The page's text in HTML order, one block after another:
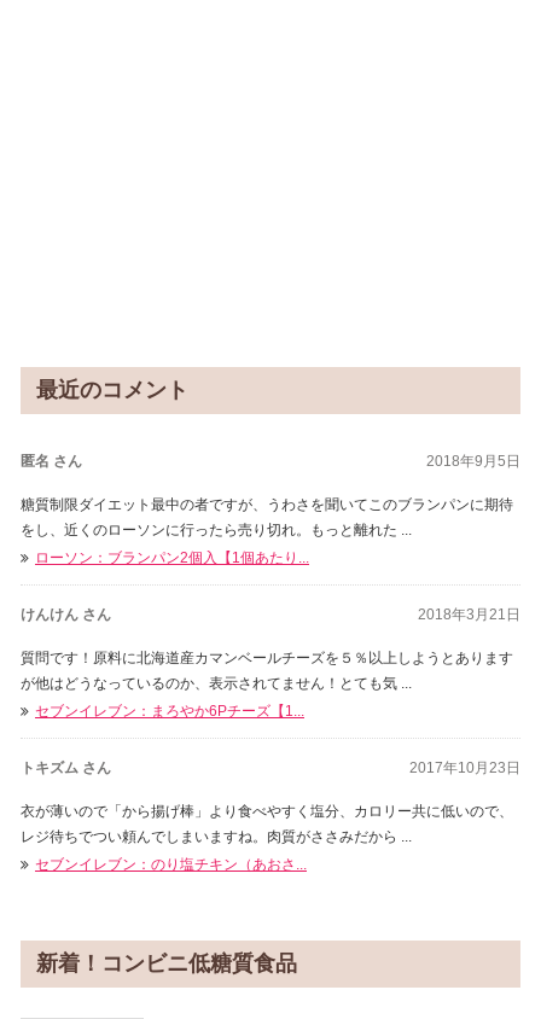
最近のコメント
2018年9月5日
匿名 さん
糖質制限ダイエット最中の者ですが、うわさを聞いてこのブランパンに期待
をし、近くのローソンに行ったら売り切れ。もっと離れた ...
ローソン：ブランパン2個入【1個あたり...
2018年3月21日
けんけん さん
質問です！原料に北海道産カマンベールチーズを５％以上しようとあります
が他はどうなっているのか、表示されてません！とても気 ...
セブンイレブン：まろやか6Pチーズ【1...
2017年10月23日
トキズム さん
衣が薄いので「から揚げ棒」より食べやすく塩分、カロリー共に低いので、
レジ待ちでつい頼んでしまいますね。肉質がささみだから ...
セブンイレブン：のり塩チキン（あおさ...
新着！コンビニ低糖質食品